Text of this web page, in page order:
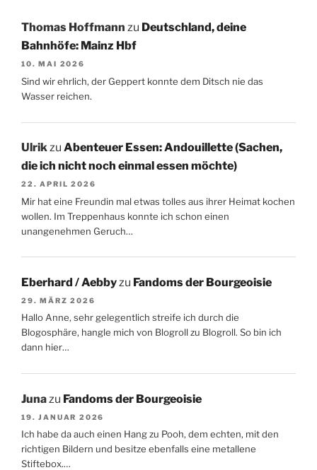
Thomas Hoffmann zu Deutschland, deine
Bahnhöfe: Mainz Hbf
10. MAI 2026
Sind wir ehrlich, der Geppert konnte dem Ditsch nie das
Wasser reichen.
Ulrikzu Abenteuer Essen: Andouillette (Sachen,
die ich nicht noch einmal essen möchte)
22. APRIL 2026
Mir hat eine Freundin mal etwas tolles aus ihrer Heimat kochen
wollen. Im Treppenhaus konnte ich schon einen
unangenehmen Geruch…
Eberhard / Aebbyzu Fandoms der Bourgeoisie
29. MÄRZ 2026
Hallo Anne, sehr gelegentlich streife ich durch die
Blogosphäre, hangle mich von Blogroll zu Blogroll. So bin ich
dann hier…
Juna zu Fandoms der Bourgeoisie
19. JANUAR 2026
Ich habe da auch einen Hang zu Pooh, dem echten, mit den
richtigen Bildern und besitze ebenfalls eine metallene
Stiftebox.…